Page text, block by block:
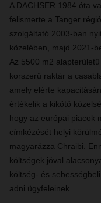
A DACHSER 1984 óta
felismerte a Tanger
szolgáltató 2003-ban
közelében, majd 2021-
Az 5500 m2
korszerű raktár a
amely elérte
értékelik a kikötő
hogy az európai piacok
címkézését helyi
magyarázza Chraibi.
költségek jóval
költség- és
adni ügyfeleinek.